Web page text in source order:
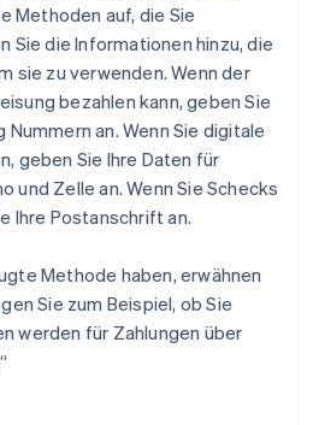
Methoden auf, die Sie
Sie die Informationen hinzu, die
sie zu verwenden. Wenn der
bezahlen kann, geben Sie
Nummern an. Wenn Sie digitale
geben Sie Ihre Daten für
und Zelle an. Wenn Sie Schecks
Ihre Postanschrift an.
Methode haben, erwähnen
Sie zum Beispiel, ob Sie
werden für Zahlungen über